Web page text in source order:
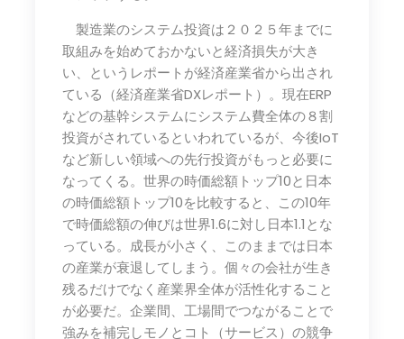
製造業のシステム投資は２０２５年までに
取組みを始めておかないと経済損失が大き
い、というレポートが経済産業省から出され
ている（経済産業省DXレポート）。現在ERP
などの基幹システムにシステム費全体の８割
投資がされているといわれているが、今後IoT
など新しい領域への先行投資がもっと必要に
なってくる。世界の時価総額トップ10と日本
の時価総額トップ10を比較すると、この10年
で時価総額の伸びは世界1.6に対し日本1.1とな
っている。成長が小さく、このままでは日本
の産業が衰退してしまう。個々の会社が生き
残るだけでなく産業界全体が活性化すること
が必要だ。企業間、工場間でつながることで
強みを補完しモノとコト（サービス）の競争